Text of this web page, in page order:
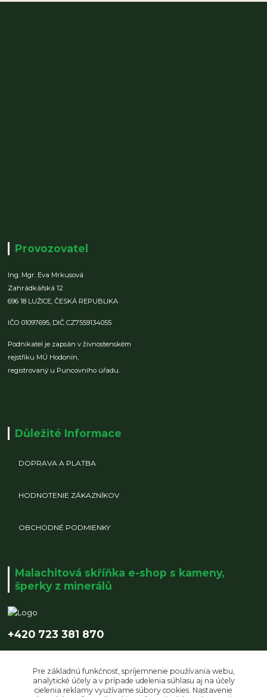
Provozovatel
Ing. Mgr. Eva Mrkusová
Zahrádkářská 12
696 18 LUŽICE,ČESKÁ REPUBLIKA
IČO 01097695, DIČ CZ7559134055
Podnikatel je zapsán v živnostenském
rejstříku MÚ Hodonín,
registrovaný u Puncovního úřadu.
Důležité Informace
DOPRAVA A PLATBA
HODNOTENIE ZÁKAZNÍKOV
OBCHODNÉ PODMIENKY
Malachitová skříňka e-shop s kameny,
šperky z minerálů
+420 723 381 870
Pre základnú funkčnosť, spríjemnenie používania webu,
analytické účely a v prípade udelenia súhlasu aj na účely
cielenia reklamy využívame súbory cookies. Nastavenie